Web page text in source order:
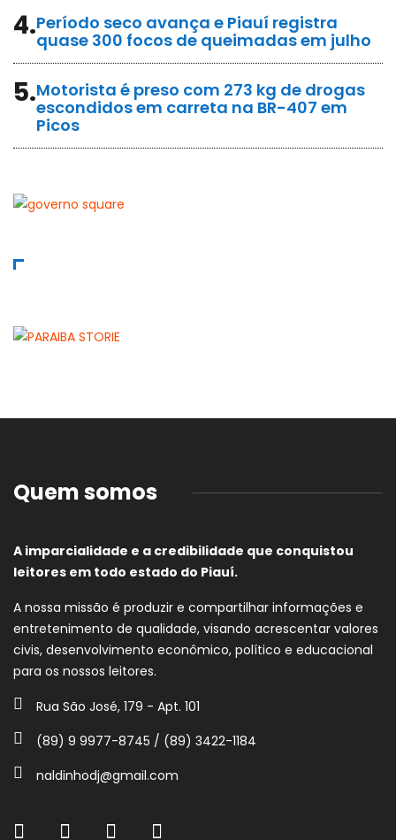
4.Período seco avança e Piauí registra
quase 300 focos de queimadas em julho
5.Motorista é preso com 273 kg de drogas
escondidos em carreta na BR-407 em
Picos
Quem somos
A imparcialidade e a credibilidade que conquistou
leitores em todo estado do Piauí.
A nossa missão é produzir e compartilhar informações e
entretenimento de qualidade, visando acrescentar valores
civis, desenvolvimento econômico, político e educacional
para os nossos leitores.
Rua São José, 179 - Apt. 101
(89) 9 9977-8745 / (89) 3422-1184
naldinhodj@gmail.com